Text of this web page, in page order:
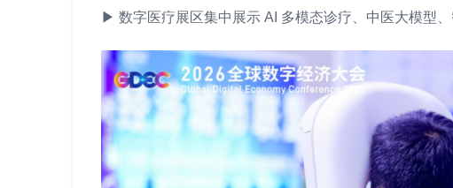
▶ 数字医疗展区集中展示 AI 多模态诊疗、中医大模型